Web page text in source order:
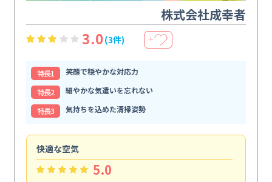
株式会社成幸者
3.0(3件) ＋
特⻑1
笑顔で穏やかな対応力
特⻑2
細やかな気遣いを忘れない
特⻑3
気持ちを込めた清掃姿勢
快適な空気
5.0